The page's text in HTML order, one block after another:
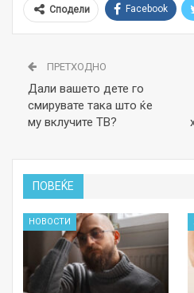
Сподели Facebook
ПРЕТХОДНО
Дали вашето дете го
смирувате така што ќе
му вклучите ТВ?
ПОВЕЌЕ
НОВОСТИ